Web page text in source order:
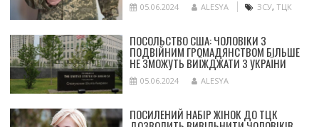
05.06.2024 ALESYA ЗСУ, ТЦК
ПОСОЛЬСТВО США: ЧОЛОВІКИ З
ПОДВІЙНИМ ГРОМАДЯНСТВОМ БІЛЬШЕ
НЕ ЗМОЖУТЬ ВИЇЖДЖАТИ З УКРАЇНИ
05.06.2024 ALESYA
ПОСИЛЕНИЙ НАБІР ЖІНОК ДО ТЦК